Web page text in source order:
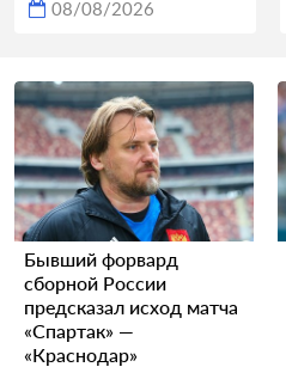
08/08/2026
Бывший форвард
сборной России
предсказал исход матча
«Спартак» —
«Краснодар»